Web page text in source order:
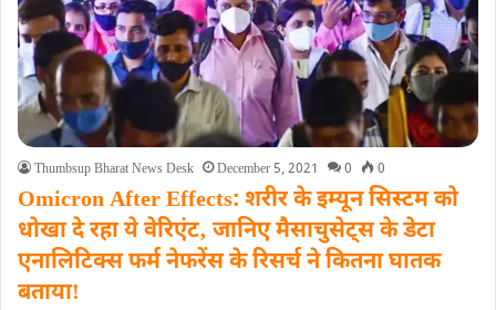
Thumbsup Bharat News Desk December 5, 2021 0 0
Omicron After Effects: शरीर के इम्यून सिस्टम को
धोखा दे रहा ये वेरिएंट‚ जानिए मैसाचुसेट्स के डेटा
एनालिटिक्स फर्म नेफरेंस के रिसर्च ने कितना घातक
बतायाǃ